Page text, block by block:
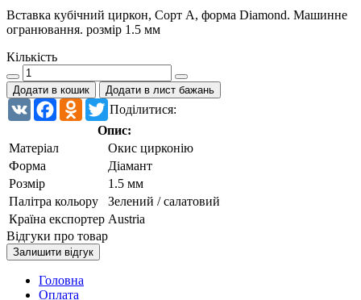
Вставка кубічний циркон, Сорт А, форма Diamond. Машинне
огранювання. розмір 1.5 мм
Кількість
Додати в кошик Додати в лист бажань
Поділитися:
VK FacebookOdnoklassniki
Twitter
Опис:
Матеріал
Окис цирконію
Форма
Діамант
Розмір
1.5 мм
Палітра кольору
Зелений / салатовий
Країна експортер Austria
Відгуки про товар
Залишити відгук
Головна
Оплата